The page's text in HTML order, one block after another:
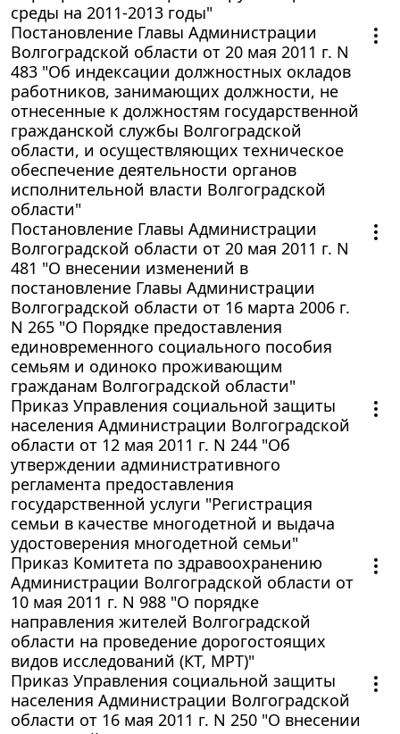
среды на 2011-2013 годы"
Постановление Главы Администрации
Волгоградской области от 20 мая 2011 г. N
483 "Об индексации должностных окладов
работников, занимающих должности, не
отнесенные к должностям государственной
гражданской службы Волгоградской
области, и осуществляющих техническое
обеспечение деятельности органов
исполнительной власти Волгоградской
области"
Постановление Главы Администрации
Волгоградской области от 20 мая 2011 г. N
481 "О внесении изменений в
постановление Главы Администрации
Волгоградской области от 16 марта 2006 г.
N 265 "О Порядке предоставления
единовременного социального пособия
семьям и одиноко проживающим
гражданам Волгоградской области"
Приказ Управления социальной защиты
населения Администрации Волгоградской
области от 12 мая 2011 г. N 244 "Об
утверждении административного
регламента предоставления
государственной услуги "Регистрация
семьи в качестве многодетной и выдача
удостоверения многодетной семьи"
Приказ Комитета по здравоохранению
Администрации Волгоградской области от
10 мая 2011 г. N 988 "О порядке
направления жителей Волгоградской
области на проведение дорогостоящих
видов исследований (КТ, МРТ)"
Приказ Управления социальной защиты
населения Администрации Волгоградской
области от 16 мая 2011 г. N 250 "О внесении